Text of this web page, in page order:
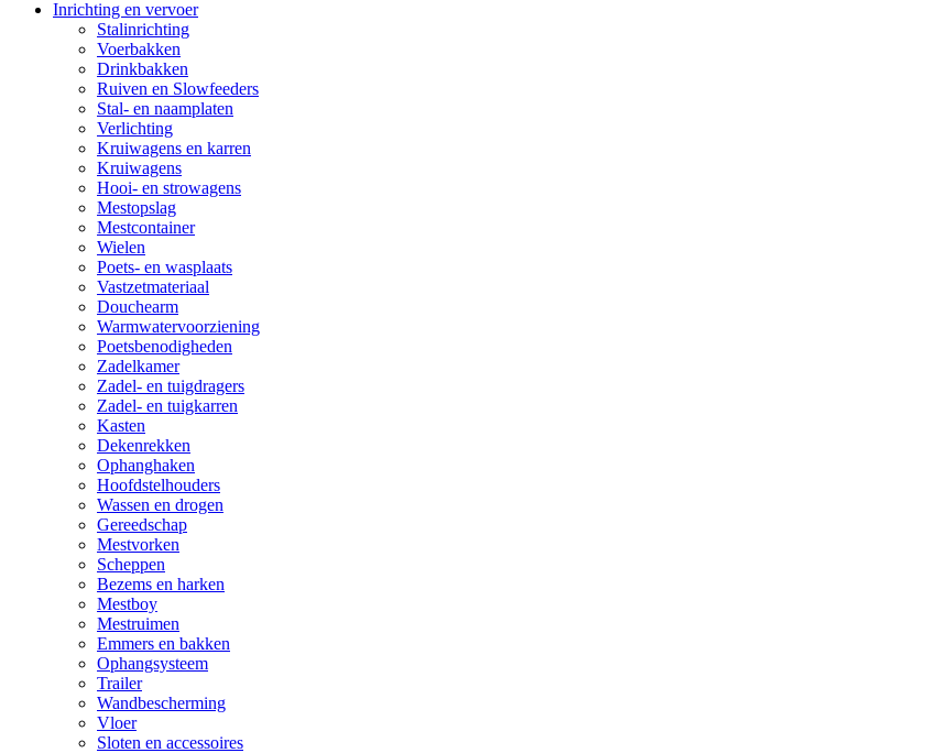
Inrichting en vervoer
Stalinrichting
Voerbakken
Drinkbakken
Ruiven en Slowfeeders
Stal- en naamplaten
Verlichting
Kruiwagens en karren
Kruiwagens
Hooi- en strowagens
Mestopslag
Mestcontainer
Wielen
Poets- en wasplaats
Vastzetmateriaal
Douchearm
Warmwatervoorziening
Poetsbenodigheden
Zadelkamer
Zadel- en tuigdragers
Zadel- en tuigkarren
Kasten
Dekenrekken
Ophanghaken
Hoofdstelhouders
Wassen en drogen
Gereedschap
Mestvorken
Scheppen
Bezems en harken
Mestboy
Mestruimen
Emmers en bakken
Ophangsysteem
Trailer
Wandbescherming
Vloer
Sloten en accessoires